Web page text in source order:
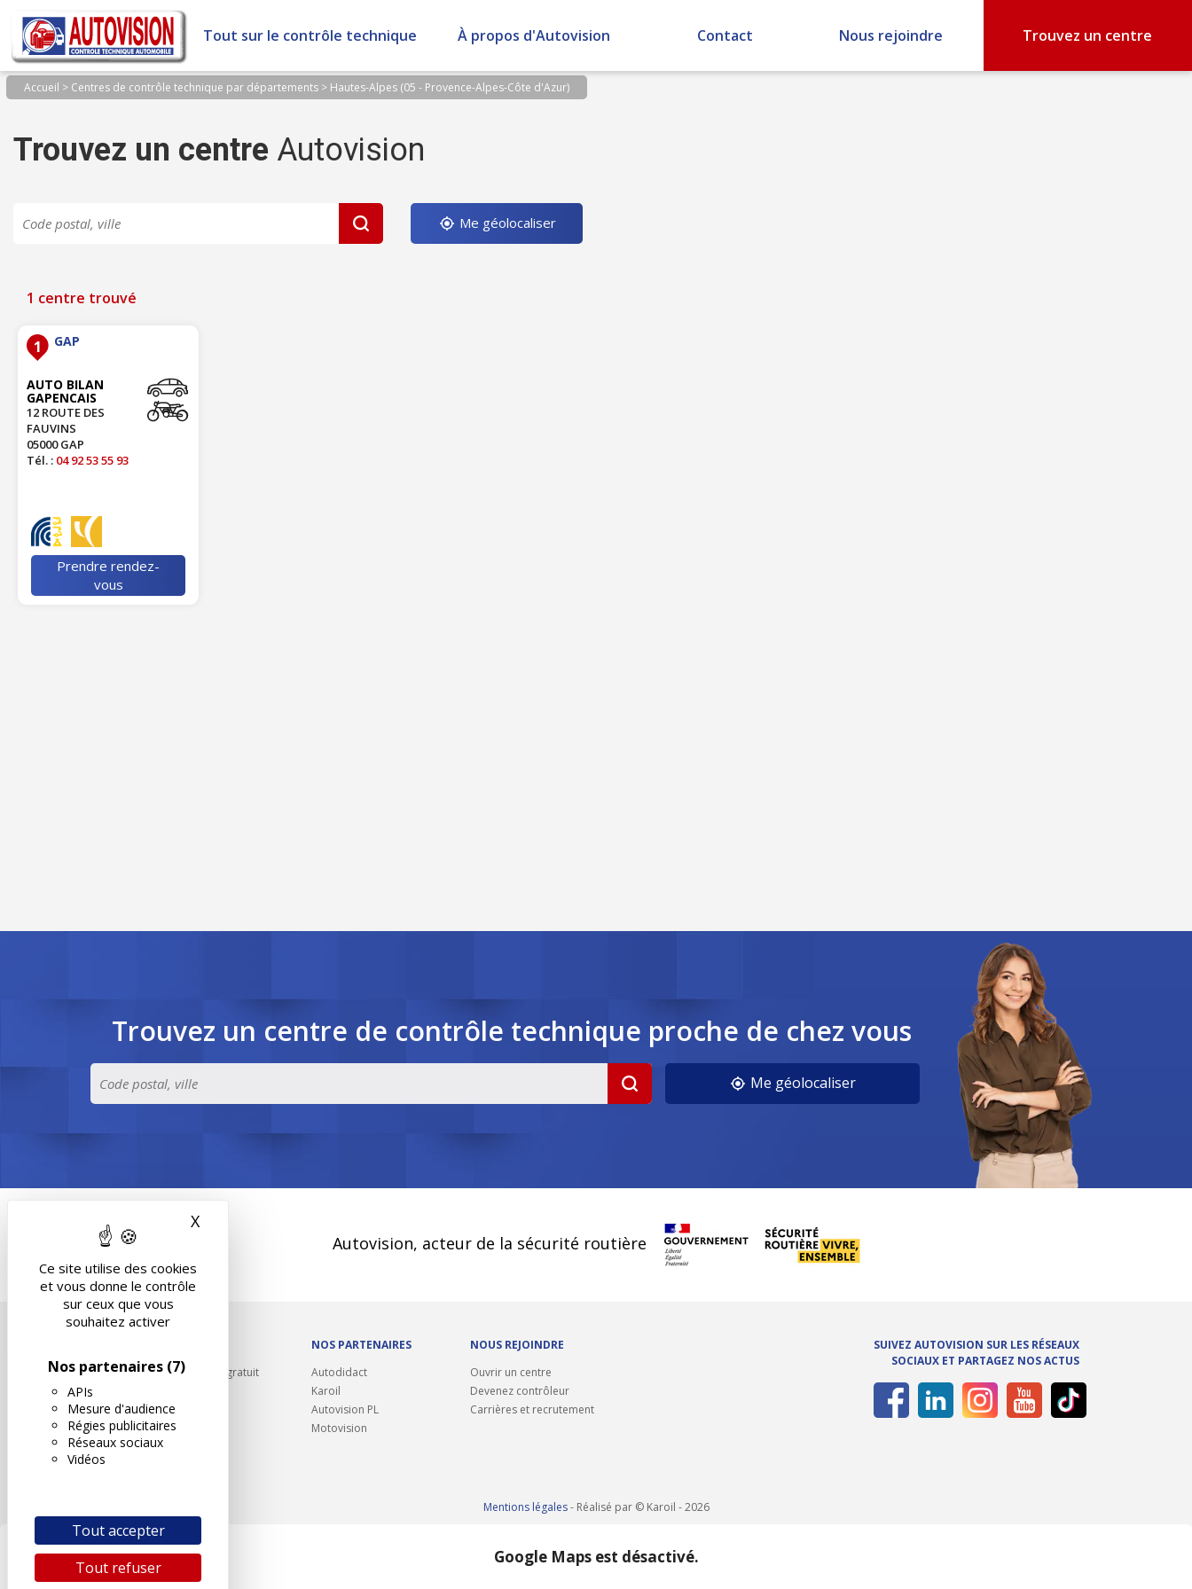
Panneau de gestion des cookies
Ce site utilise des cookies
et vous donne le contrôle
sur ceux que vous
souhaitez activer
Nos partenaires (7)
APIs
Mesure d'audience
Régies publicitaires
Réseaux sociaux
Vidéos
Tout accepter
Tout refuser
X
Tout sur le contrôle technique À propos d'Autovision Contact Nous rejoindre Trouvez un centre
Accueil > Centres de contrôle technique par départements> Hautes-Alpes (05 - Provence-Alpes-Côte d'Azur)
Trouvez un centre Autovision
Me géolocaliser
1 centre trouvé
1 GAP
AUTO BILAN
GAPENCAIS
12 ROUTE DES
FAUVINS
05000 GAP
Tél. : 04 92 53 55 93
Prendre rendez-
vous
Trouvez un centre de contrôle technique proche de chez vous
Me géolocaliser
Autovision, acteur de la sécurité routière
Rappel contrôle technique gratuit
Partenariats/Remises
Liens utiles
Contact
Plan du site
NOS PARTENAIRES
Autodidact
Karoil
Autovision PL
Motovision
NOUS REJOINDRE
Ouvrir un centre
Devenez contrôleur
Carrières et recrutement
SUIVEZ AUTOVISION SUR LES RÉSEAUX
SOCIAUX ET PARTAGEZ NOS ACTUS
Mentions légales- Réalisé par © Karoil - 2026
Google Maps est désactivé.